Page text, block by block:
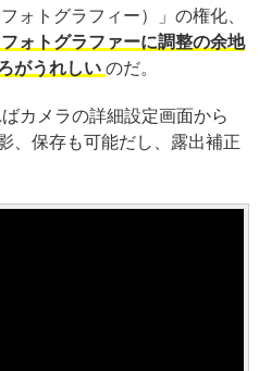
ォトグラフィー）」の権化、
フォトグラファーに調整の余地
がうれしい のだ。
カメラの詳細設定画面から
、保存も可能だし、露出補正